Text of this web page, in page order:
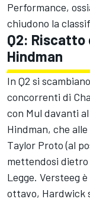
Performance,
chiudono la
Q2: Riscatto
Hindman
In Q2 si
concorrenti di
con Mul davanti
Hindman, che
Taylor Proto (al
mettendosi
Legge. Versteeg
ottavo, Hardwick